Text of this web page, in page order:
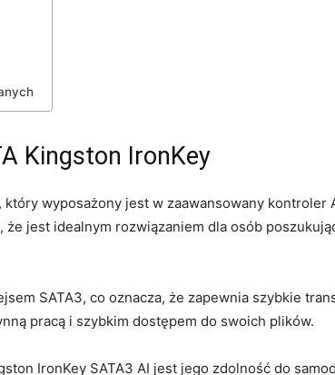
Kingston IronKey
wyposażony jest w zaawansowany
jest idealnym rozwiązaniem dla osób
SATA3, co oznacza, że zapewnia szybkie
pracą i szybkim dostępem do ⁢swoich plików.
IronKey SATA3 AI jest jego zdolność do